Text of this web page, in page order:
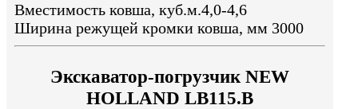
Вместимость ковша, куб.м.4,0-4,6
Ширина режущей кромки ковша, мм 3000
Экскаватор-погрузчик NEW
HOLLAND LB115.B